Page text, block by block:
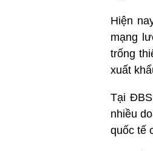
Hiện
mạng
trống
xuất
Tại
nhiều
quốc tế